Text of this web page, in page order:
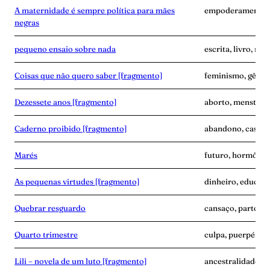
A maternidade é sempre política para mães
negras
pequeno ensaio sobre nada escrita, livro,
Coisas que não quero saber [fragmento] feminismo,
Dezessete anos [fragmento] aborto,
Caderno proibido [fragmento] abandono,
Marés futuro,
As pequenas virtudes [fragmento] dinheiro,
Quebrar resguardo cansaço, parto,
Quarto trimestre culpa, puerpério,
Lili – novela de um luto [fragmento] ancestralidade,